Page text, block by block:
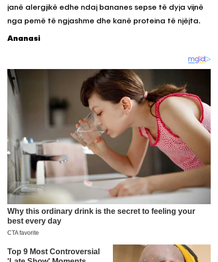
janë alergjikë edhe ndaj bananes sepse të dyja vijnë
nga pemë të ngjashme dhe kanë proteina të njëjta.
Ananasi